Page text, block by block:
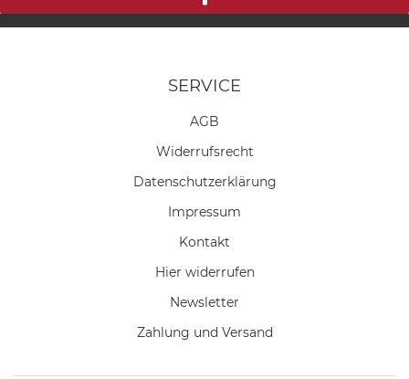
SERVICE
AGB
Widerrufs­recht
Daten­schutz­erklärung
Impressum
Kontakt
Hier widerrufen
Newsletter
Zahlung und Versand